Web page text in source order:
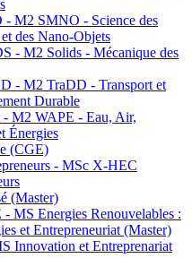
M2 SMNO - Science des
des Nano-Objets
- M2 Solids - Mécanique des
- M2 TraDD - Transport et
Durable
M2 WAPE - Eau, Air,
Énergies
(CGE)
- MSc X-HEC
(Master)
MS Energies Renouvelables :
et Entrepreneuriat (Master)
Innovation et Entreprenariat